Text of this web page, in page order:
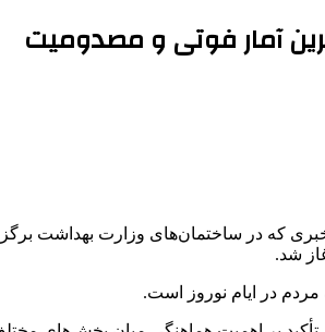
آمار فوتی و مصدومیت
که در ساختمان‌های وزارت بهداشت
شد.